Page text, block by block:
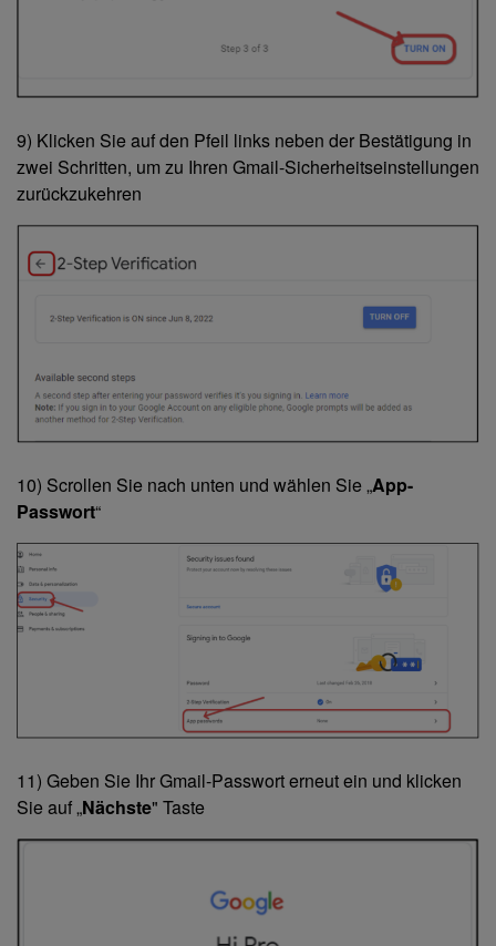
9) Klicken Sie auf den Pfeil links neben der Bestätigung in
zwei Schritten, um zu Ihren Gmail-Sicherheitseinstellungen
zurückzukehren
10) Scrollen Sie nach unten und wählen Sie „App-
Passwort“
11) Geben Sie Ihr Gmail-Passwort erneut ein und klicken
Sie auf „Nächste" Taste